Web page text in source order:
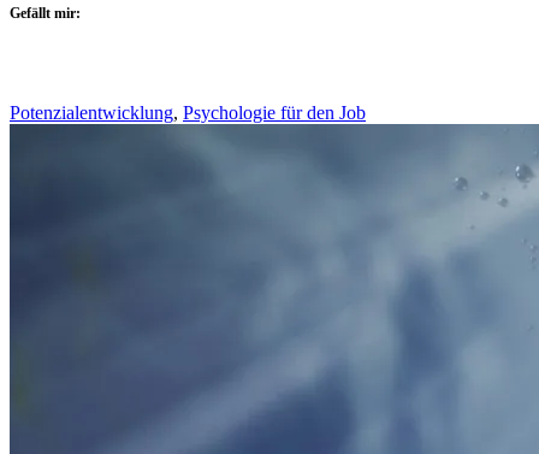
Gefällt mir:
Potenzialentwicklung, Psychologie für den Job